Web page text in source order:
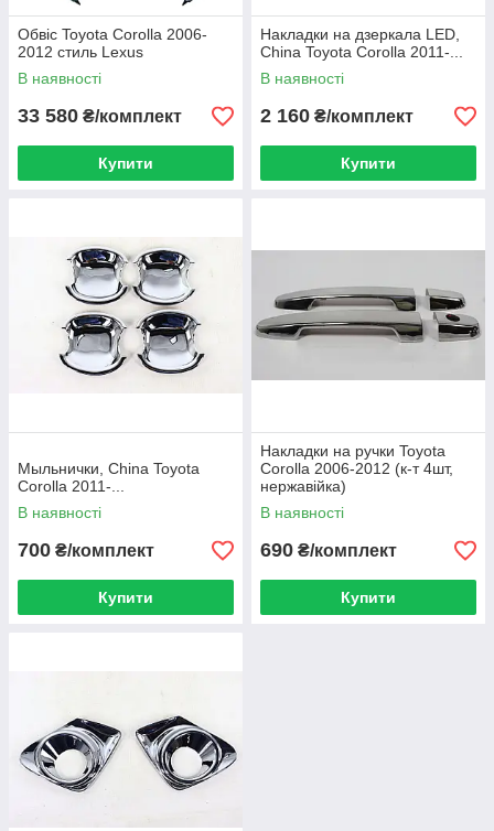
Обвіс Toyota Corolla 2006-
2012 стиль Lexus
В наявності
33 580 ₴/комплект
Купити
Накладки на дзеркала LED,
China Toyota Corolla 2011-...
В наявності
2 160 ₴/комплект
Купити
Мыльнички, China Toyota
Corolla 2011-...
В наявності
700 ₴/комплект
Купити
Накладки на ручки Toyota
Corolla 2006-2012 (к-т 4шт,
нержавійка)
В наявності
690 ₴/комплект
Купити